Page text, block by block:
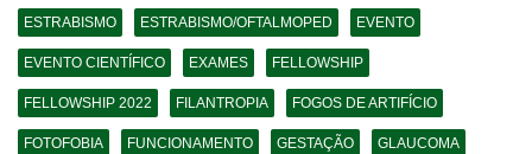
ESTRABISMO ESTRABISMO/OFTALMOPED EVENTO
EVENTO CIENTÍFICO EXAMES FELLOWSHIP
FELLOWSHIP 2022 FILANTROPIA FOGOS DE ARTIFÍCIO
FOTOFOBIA FUNCIONAMENTO GESTAÇÃO GLAUCOMA